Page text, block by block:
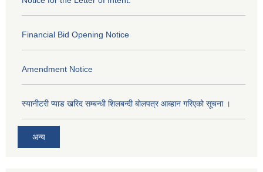
Financial Bid Opening Notice
Amendment Notice
स्यानीटरी प्याड खरिद सम्बन्धी शिलबन्दी बोलपत्र आब्हान गरिएको सूचना ।
अन्य